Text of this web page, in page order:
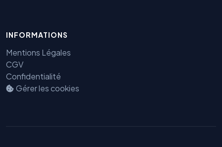
INFORMATIONS
Mentions Légales
CGV
Confidentialité
Gérer les cookies